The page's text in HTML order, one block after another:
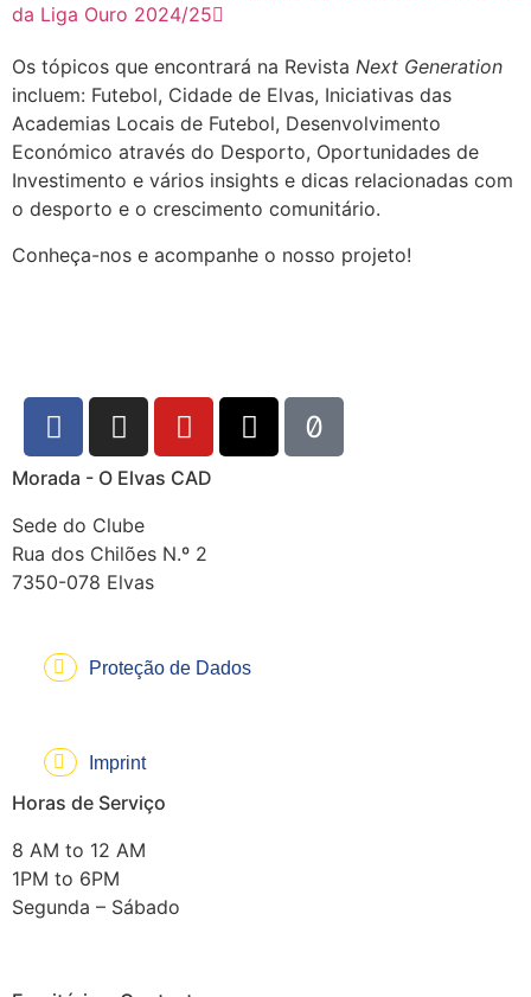
da Liga Ouro 2024/25
Os tópicos que encontrará na Revista Next Generation
incluem: Futebol, Cidade de Elvas, Iniciativas das
Academias Locais de Futebol, Desenvolvimento
Económico através do Desporto, Oportunidades de
Investimento e vários insights e dicas relacionadas com
o desporto e o crescimento comunitário.
Conheça-nos e acompanhe o nosso projeto!
Morada - O Elvas CAD
Sede do Clube
Rua dos Chilões N.º 2
7350-078 Elvas
Proteção de Dados
Imprint
Horas de Serviço
8 AM to 12 AM
1PM to 6PM
Segunda – Sábado